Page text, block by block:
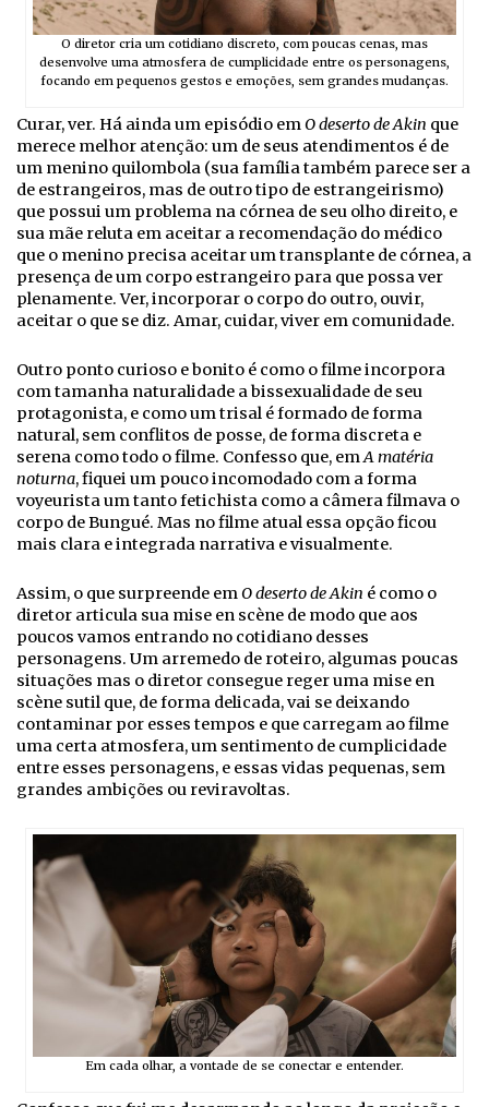
O diretor cria um cotidiano discreto, com poucas cenas, mas
desenvolve uma atmosfera de cumplicidade entre os personagens,
focando em pequenos gestos e emoções, sem grandes mudanças.
Curar, ver. Há ainda um episódio emO deserto de Akin que
merece melhor atenção: um de seus atendimentos é de
um menino quilombola (sua família também parece ser a
de estrangeiros, mas de outro tipo de estrangeirismo)
que possui um problema na córnea de seu olho direito, e
sua mãe reluta em aceitar a recomendação do médico
que o menino precisa aceitar um transplante de córnea, a
presença de um corpo estrangeiro para que possa ver
plenamente. Ver, incorporar o corpo do outro, ouvir,
aceitar o que se diz. Amar, cuidar, viver em comunidade.
Outro ponto curioso e bonito é como o filme incorpora
com tamanha naturalidade a bissexualidade de seu
protagonista, e como um trisal é formado de forma
natural, sem conflitos de posse, de forma discreta e
serena como todo o filme. Confesso que, emA matéria
noturna, fiquei um pouco incomodado com a forma
voyeurista um tanto fetichista como a câmera filmava o
corpo de Bungué. Mas no filme atual essa opção ficou
mais clara e integrada narrativa e visualmente.
Assim, o que surpreende emO deserto de Akin é como o
diretor articula sua mise en scène de modo que aos
poucos vamos entrando no cotidiano desses
personagens. Um arremedo de roteiro, algumas poucas
situações mas o diretor consegue reger uma mise en
scène sutil que, de forma delicada, vai se deixando
contaminar por esses tempos e que carregam ao filme
uma certa atmosfera, um sentimento de cumplicidade
entre esses personagens, e essas vidas pequenas, sem
grandes ambições ou reviravoltas.
Em cada olhar, a vontade de se conectar e entender.